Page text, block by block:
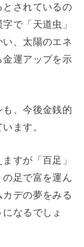
とされているの
で「天道虫」
、太陽のエネ
金運アップを示
、今後金銭的
ます。
すが「百足」
足で富を運ん
デの夢をみる
なるでしょ